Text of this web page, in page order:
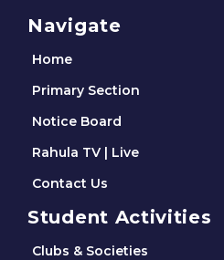
Navigate
Home
Primary Section
Notice Board
Rahula TV | Live
Contact Us
Student Activities
Clubs & Societies